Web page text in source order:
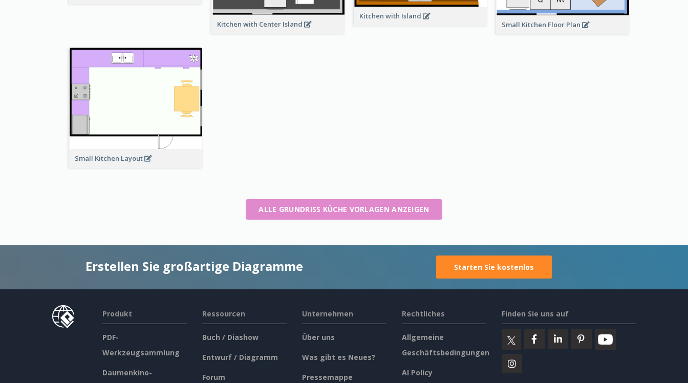
Kitchen with Center Island
Kitchen with Island
Small Kitchen Floor Plan
Small Kitchen Layout
ALLE GRUNDRISS KÜCHE VORLAGEN ANZEIGEN
Erstellen Sie großartige Diagramme Starten Sie kostenlos
Produkt
PDF-
Werkzeugsammlung
Daumenkino-
Ressourcen
Buch / Diashow
Entwurf / Diagramm
Forum
Unternehmen
Über uns
Was gibt es Neues?
Pressemappe
Rechtliches
Allgemeine
Geschäftsbedingungen
AI Policy
Finden Sie uns auf